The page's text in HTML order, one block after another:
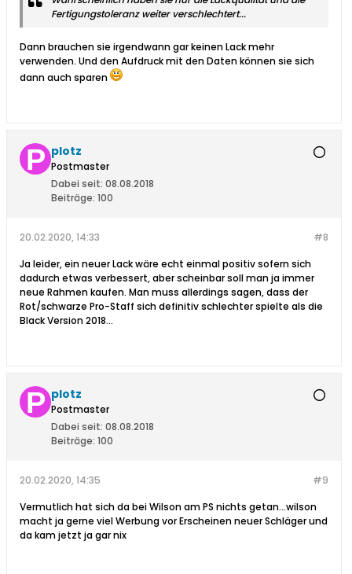
Fertigungstoleranz weiter verschlechtert...
Dann brauchen sie irgendwann gar keinen Lack mehr
verwenden. Und den Aufdruck mit den Daten können sie sich
dann auch sparen
plotz
Postmaster
Dabei seit: 08.08.2018
Beiträge: 100
#8
20.02.2020, 14:33
Ja leider, ein neuer Lack wäre echt einmal positiv sofern sich
dadurch etwas verbessert, aber scheinbar soll man ja immer
neue Rahmen kaufen. Man muss allerdings sagen, dass der
Rot/schwarze Pro-Staff sich definitiv schlechter spielte als die
Black Version 2018...
plotz
Postmaster
Dabei seit: 08.08.2018
Beiträge: 100
#9
20.02.2020, 14:35
Vermutlich hat sich da bei Wilson am PS nichts getan...wilson
macht ja gerne viel Werbung vor Erscheinen neuer Schläger und
da kam jetzt ja gar nix